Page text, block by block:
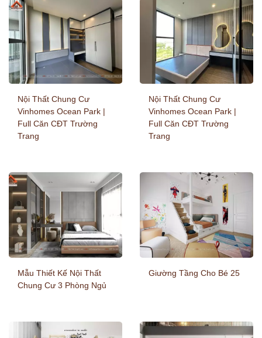
Nội Thất Chung Cư
Vinhomes Ocean Park |
Full Căn CĐT Trường
Trang
Nội Thất Chung Cư
Vinhomes Ocean Park |
Full Căn CĐT Trường
Trang
Mẫu Thiết Kế Nội Thất
Chung Cư 3 Phòng Ngủ
Giường Tầng Cho Bé 25